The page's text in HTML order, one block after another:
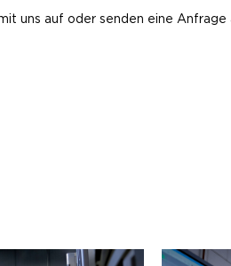
uns auf oder senden eine Anfrage